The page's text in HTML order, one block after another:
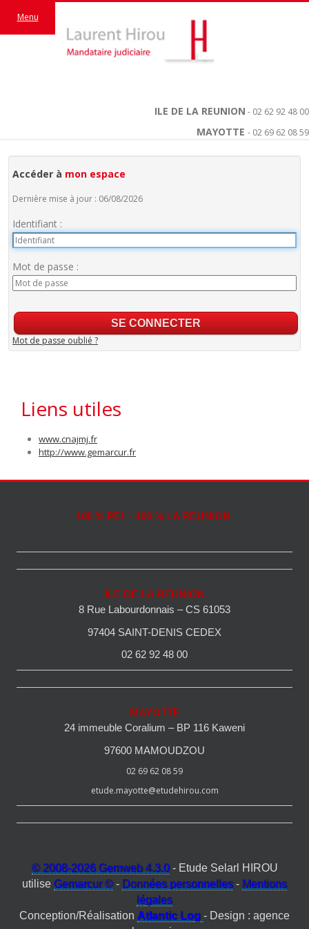
ILE DE LA REUNION - 02 62 92 48 00
MAYOTTE - 02 69 62 08 59
Menu
Accéder à mon espace
Dernière mise à jour : 06/08/2026
Identifiant :
Mot de passe :
Mot de passe oublié ?
Liens utiles
www.cnajmj.fr
http://www.gemarcur.fr
100 % PEI - 100 % LA REUNION
ILE DE LA REUNION
8 Rue Labourdonnais – CS 61053
97404 SAINT-DENIS CEDEX
02 62 92 48 00
MAYOTTE
24 immeuble Coralium – BP 116 Kaweni
97600 MAMOUDZOU
02 69 62 08 59
etude.mayotte@etudehirou.com
© 2008-2026 Gemweb 4.3.0- Etude Selarl HIROU
utilise Gemarcur © - Données personnelles - Mentions
légales
Conception/Réalisation Atlantic Log - Design : agence